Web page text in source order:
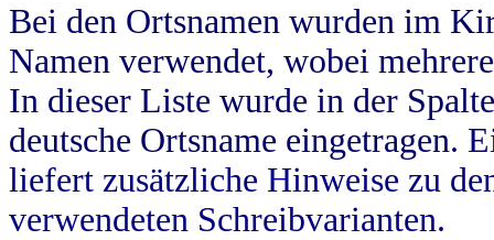
Bei den Ortsnamen wurden im
Namen verwendet, wobei
In dieser Liste wurde in der
deutsche Ortsname eingetragen.
liefert zusätzliche Hinweise zu
verwendeten Schreibvarianten.